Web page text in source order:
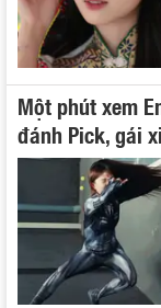
Một phút xem
đánh Pick, gái